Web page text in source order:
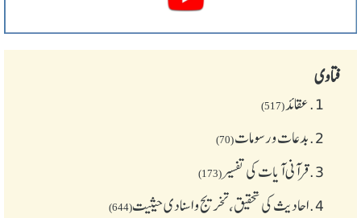
فتاوی
1. عقائد(517)
2. بدعات و رسومات(70)
3. قرآنی آیات کی تفسیر(173)
4. احادیث کی تحقیق، تخریج و اسنادی حیثیت(644)